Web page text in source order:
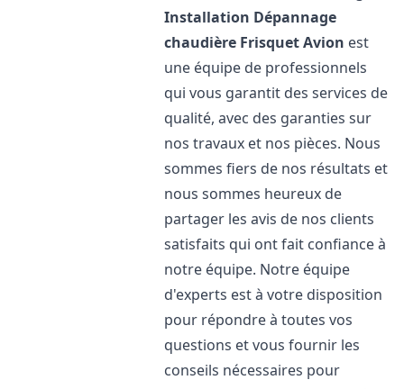
Installation Dépannage
chaudière FrisquetAvion est
une équipe de professionnels
qui vous garantit des services de
qualité, avec des garanties sur
nos travaux et nos pièces. Nous
sommes fiers de nos résultats et
nous sommes heureux de
partager les avis de nos clients
satisfaits qui ont fait confiance à
notre équipe. Notre équipe
d'experts est à votre disposition
pour répondre à toutes vos
questions et vous fournir les
conseils nécessaires pour